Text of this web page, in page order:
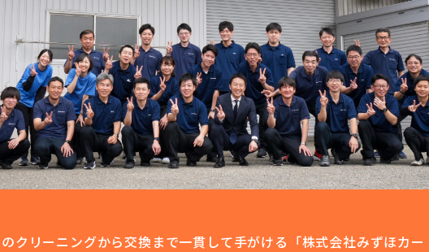
クリーニングから交換まで一貫して手がける「株式会社みずほカー